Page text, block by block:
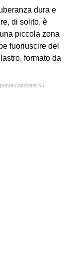
dura e
di solito, è
piccola zona
fuoriuscire del
formato da
completa su